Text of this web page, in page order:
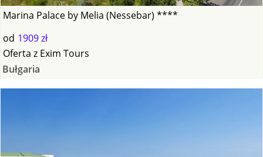
Marina Palace by Melia (Nessebar) ****
od 1909 zł
Oferta z Exim Tours
Bułgaria